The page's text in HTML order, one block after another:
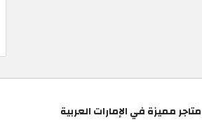
متاجر مميزة في الإمارات العربية